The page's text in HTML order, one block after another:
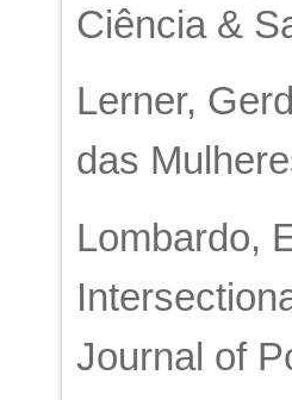
Ciência &
Lerner,
das
Lombardo,
Journal of